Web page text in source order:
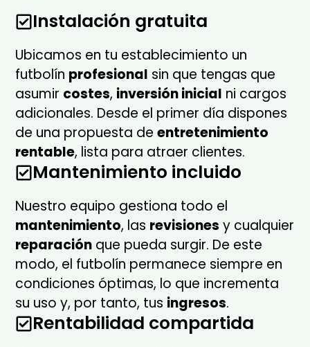
Instalación gratuita
Ubicamos en tu establecimiento un
futbolín profesional sin que tengas que
asumir costes, inversión inicial ni cargos
adicionales. Desde el primer día dispones
de una propuesta deentretenimiento
rentable, lista para atraer clientes.
Mantenimiento incluido
Nuestro equipo gestiona todo el
mantenimiento, las revisiones y cualquier
reparación que pueda surgir. De este
modo, el futbolín permanece siempre en
condiciones óptimas, lo que incrementa
su uso y, por tanto, tus ingresos.
Rentabilidad compartida